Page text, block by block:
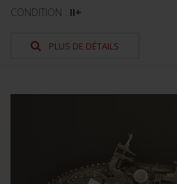
CONDITION : II+
PLUS DE DÉTAILS